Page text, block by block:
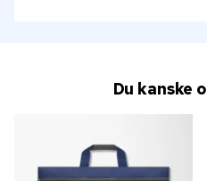
Du kanske